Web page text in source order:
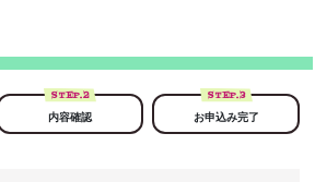
STEP.2
内容確認
STEP.3
お申込み完了